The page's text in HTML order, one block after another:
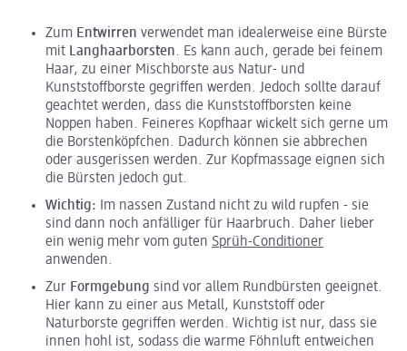
Zum Entwirren verwendet man idealerweise eine Bürste
mit Langhaarborsten. Es kann auch, gerade bei feinem
Haar, zu einer Mischborste aus Natur- und
Kunststoffborste gegriffen werden. Jedoch sollte darauf
geachtet werden, dass die Kunststoffborsten keine
Noppen haben. Feineres Kopfhaar wickelt sich gerne um
die Borstenköpfchen. Dadurch können sie abbrechen
oder ausgerissen werden. Zur Kopfmassage eignen sich
die Bürsten jedoch gut.
Wichtig: Im nassen Zustand nicht zu wild rupfen - sie
sind dann noch anfälliger für Haarbruch. Daher lieber
ein wenig mehr vom guten Sprüh-Conditioner
anwenden.
Zur Formgebung sind vor allem Rundbürsten geeignet.
Hier kann zu einer aus Metall, Kunststoff oder
Naturborste gegriffen werden. Wichtig ist nur, dass sie
innen hohl ist, sodass die warme Föhnluft entweichen